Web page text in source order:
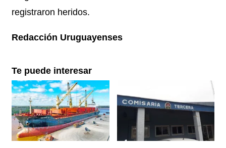
registraron heridos.
Redacción Uruguayenses
Te puede interesar